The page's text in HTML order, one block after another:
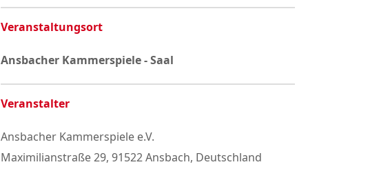
Veranstaltungsort
Ansbacher Kammerspiele - Saal
Veranstalter
Ansbacher Kammerspiele e.V.
Maximilianstraße 29, 91522 Ansbach, Deutschland